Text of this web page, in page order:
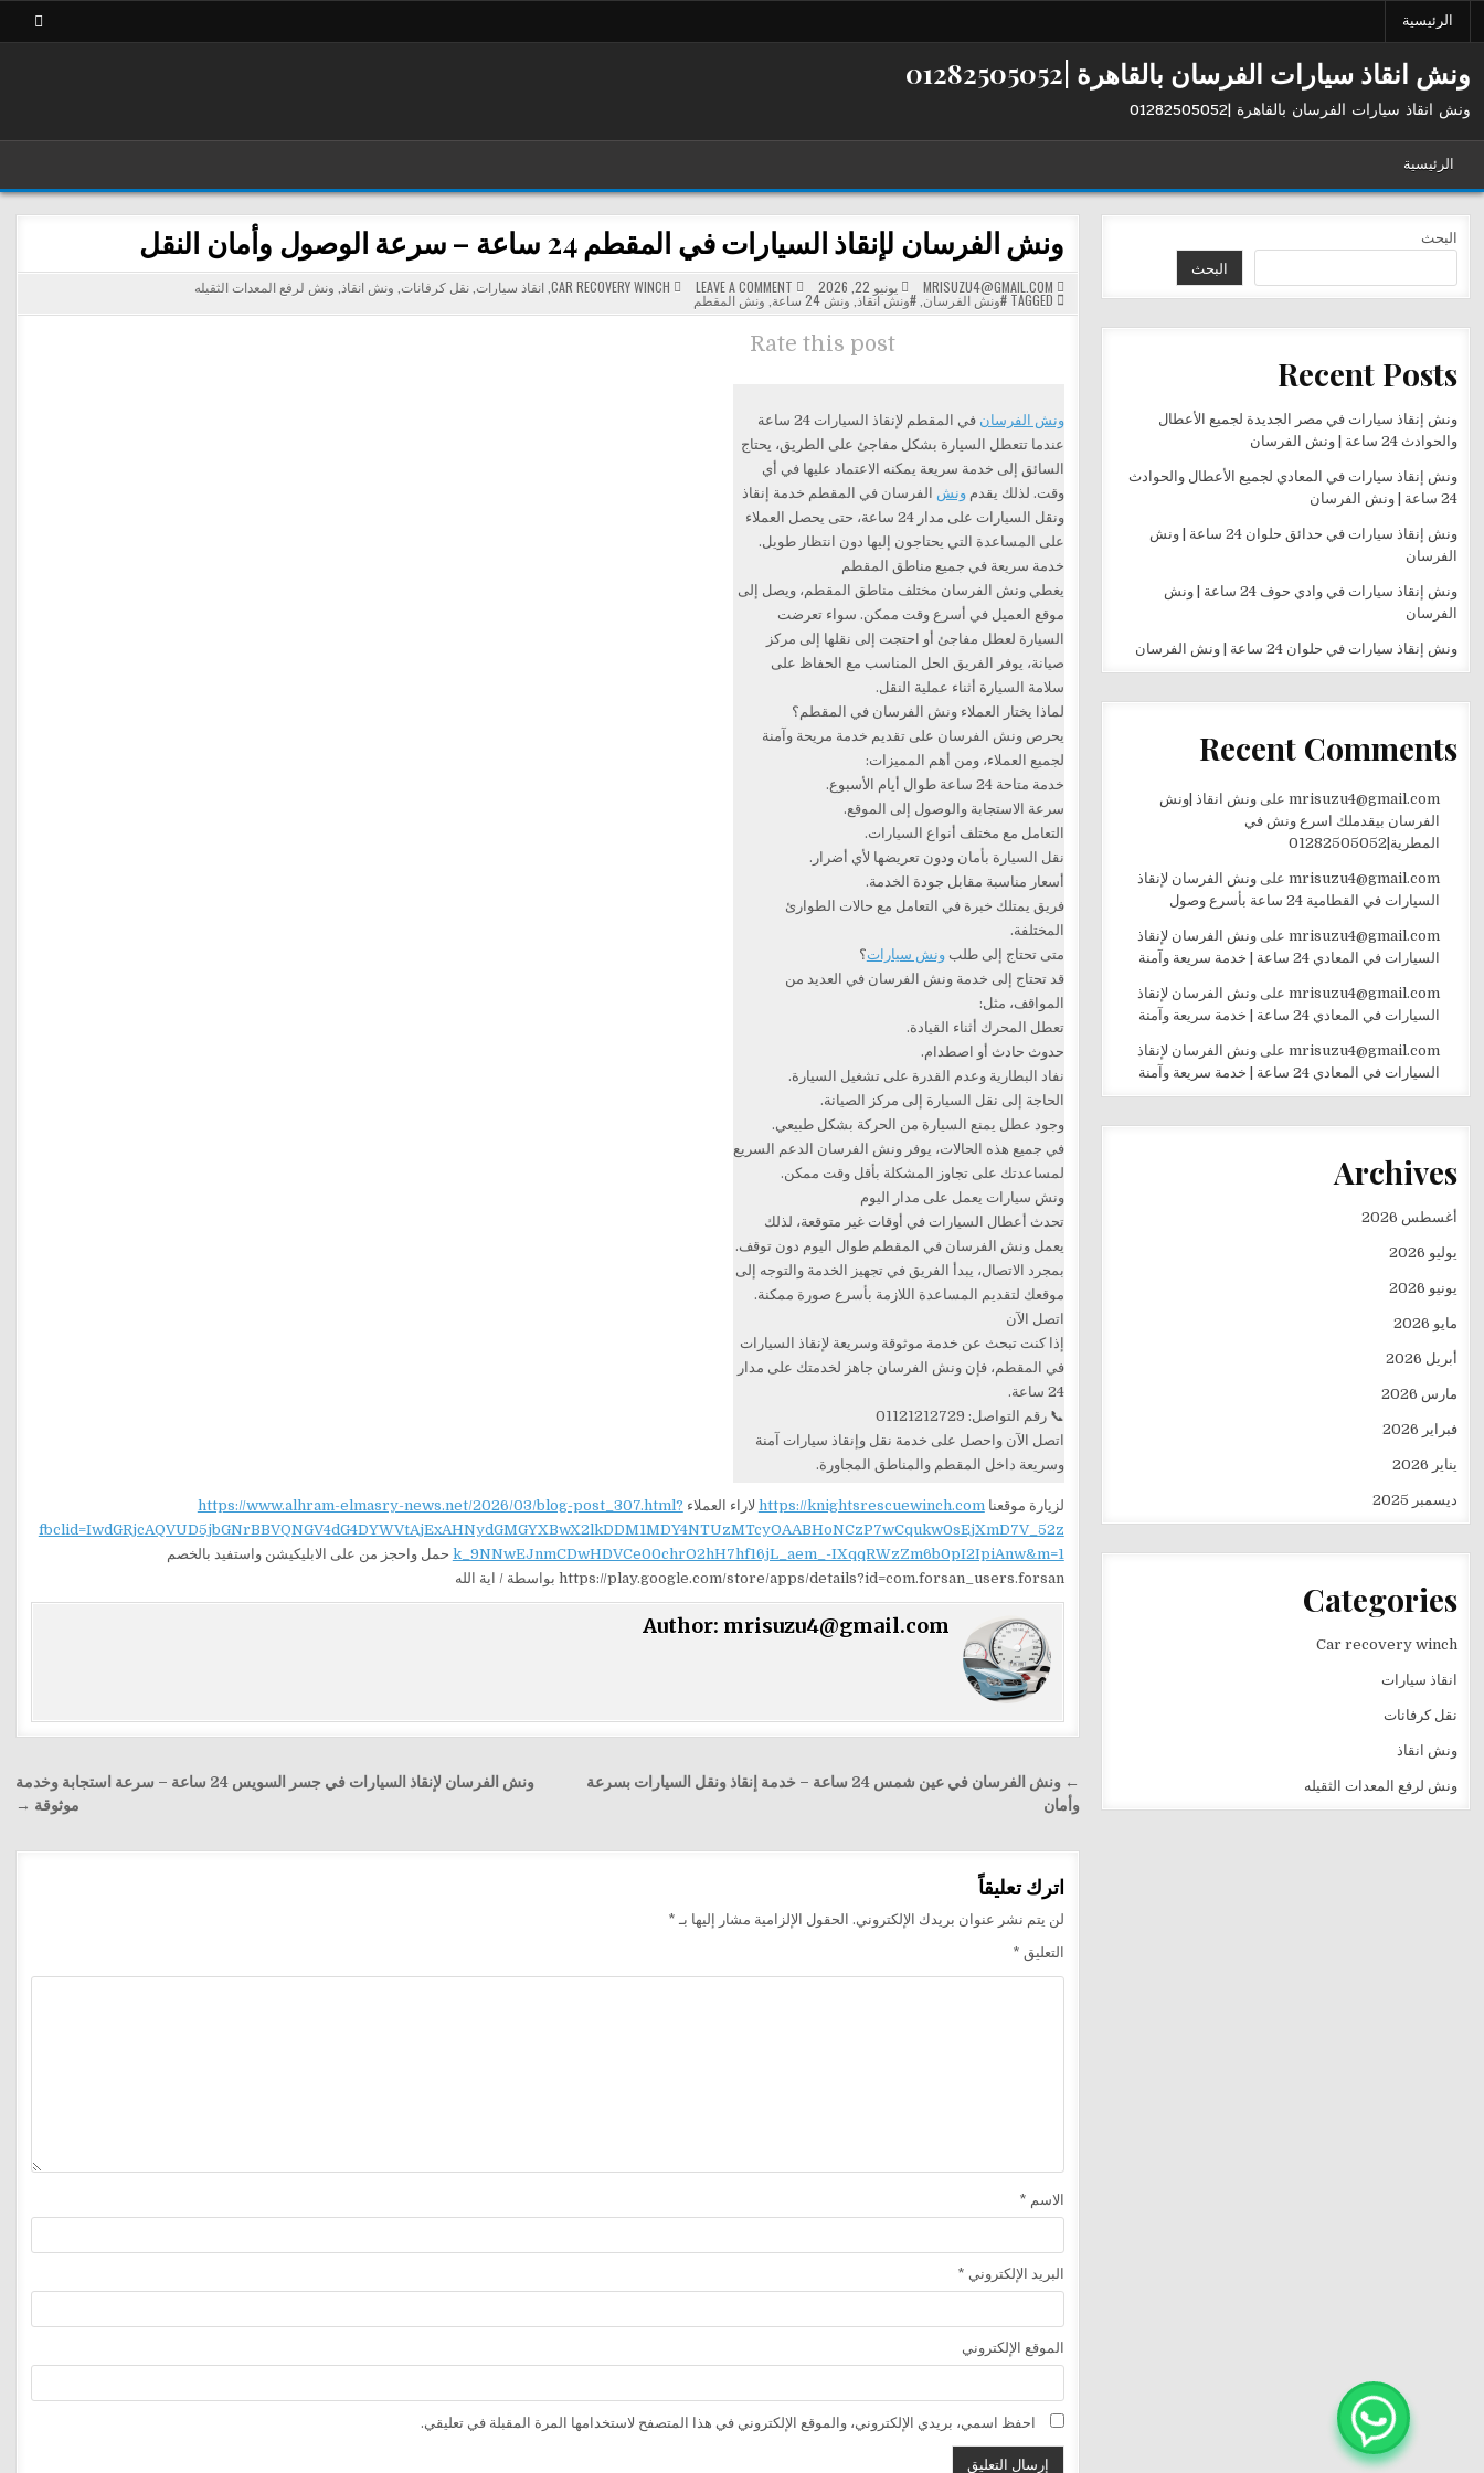
الرئيسية
ونش انقاذ سيارات الفرسان بالقاهرة |01282505052
ونش انقاذ سيارات الفرسان بالقاهرة |01282505052
الرئيسية
ونش الفرسان لإنقاذ السيارات في المقطم 24 ساعة – سرعة الوصول وأمان النقل
MRISUZU4@GMAIL.COM يونيو 22, 2026 LEAVE A COMMENT
ON
ونش
الفرسان
POSTED
IN
CAR RECOVERY WINCH
,انقاذ سيارات ,نقل كرفانات ونش انقاذ ونش لرفع المعدات الثقيله
#ونش الفرسان ,#ونش انقاذ ,ونش 24 ساعة ونش المقطم
Rate this post
ونش الفرسان في المقطم لإنقاذ السيارات 24 ساعة
عندما تتعطل السيارة بشكل مفاجئ على الطريق، يحتاج
السائق إلى خدمة سريعة يمكنه الاعتماد عليها في أي
وقت. لذلك يقدمونش الفرسان في المقطم خدمة إنقاذ
ونقل السيارات على مدار 24 ساعة، حتى يحصل العملاء
على المساعدة التي يحتاجون إليها دون انتظار طويل.
خدمة سريعة في جميع مناطق المقطم
يغطي ونش الفرسان مختلف مناطق المقطم، ويصل إلى
موقع العميل في أسرع وقت ممكن. سواء تعرضت
السيارة لعطل مفاجئ أو احتجت إلى نقلها إلى مركز
صيانة، يوفر الفريق الحل المناسب مع الحفاظ على
سلامة السيارة أثناء عملية النقل.
لماذا يختار العملاء ونش الفرسان في المقطم؟
يحرص ونش الفرسان على تقديم خدمة مريحة وآمنة
لجميع العملاء، ومن أهم المميزات:
خدمة متاحة 24 ساعة طوال أيام الأسبوع.
سرعة الاستجابة والوصول إلى الموقع.
التعامل مع مختلف أنواع السيارات.
نقل السيارة بأمان ودون تعريضها لأي أضرار.
أسعار مناسبة مقابل جودة الخدمة.
فريق يمتلك خبرة في التعامل مع حالات الطوارئ
المختلفة.
متى تحتاج إلى طلبونش سيارات؟
قد تحتاج إلى خدمة ونش الفرسان في العديد من
المواقف، مثل:
تعطل المحرك أثناء القيادة.
حدوث حادث أو اصطدام.
نفاد البطارية وعدم القدرة على تشغيل السيارة.
الحاجة إلى نقل السيارة إلى مركز الصيانة.
وجود عطل يمنع السيارة من الحركة بشكل طبيعي.
في جميع هذه الحالات، يوفر ونش الفرسان الدعم السريع
لمساعدتك على تجاوز المشكلة بأقل وقت ممكن.
ونش سيارات يعمل على مدار اليوم
تحدث أعطال السيارات في أوقات غير متوقعة، لذلك
يعمل ونش الفرسان في المقطم طوال اليوم دون توقف.
بمجرد الاتصال، يبدأ الفريق في تجهيز الخدمة والتوجه إلى
موقعك لتقديم المساعدة اللازمة بأسرع صورة ممكنة.
اتصل الآن
إذا كنت تبحث عن خدمة موثوقة وسريعة لإنقاذ السيارات
في المقطم، فإن ونش الفرسان جاهز لخدمتك على مدار
24 ساعة.
📞 رقم التواصل: 01121212729
اتصل الآن واحصل على خدمة نقل وإنقاذ سيارات آمنة
وسريعة داخل المقطم والمناطق المجاورة.
لزيارة موقعناhttps://knightsrescuewinch.com لاراء العملاء https://www.alhram-elmasry-news.net/2026/03/blog-post_307.html?
fbclid=IwdGRjcAQVUD5jbGNrBBVQNGV4dG4DYWVtAjExAHNydGMGYXBwX2lkDDM1MDY4NTUzMTcyOAABHoNCzP7wCqukw0sEjXmD7V_52z
k_9NNwEJnmCDwHDVCe00chrO2hH7hf16jL_aem_-IXqqRWzZm6b0pI2IpiAnw&m=1 حمل واحجز من على الابليكيشن واستفيد بالخصم
https://play.google.com/store/apps/details?id=com.forsan_users.forsan بواسطة / اية الله
Author: mrisuzu4@gmail.com
تصفّح
المقالات
ونش الفرسان لإنقاذ السيارات في جسر السويس 24 ساعة – سرعة استجابة وخدمة
موثوقة →
← ونش الفرسان في عين شمس 24 ساعة – خدمة إنقاذ ونقل السيارات بسرعة
وأمان
اترك تعليقاً
لن يتم نشر عنوان بريدك الإلكتروني. الحقول الإلزامية مشار إليها بـ *
التعليق *
الاسم *
البريد الإلكتروني *
الموقع الإلكتروني
احفظ اسمي، بريدي الإلكتروني، والموقع الإلكتروني في هذا المتصفح لاستخدامها المرة المقبلة في تعليقي.
البحث
البحث
Recent Posts
ونش إنقاذ سيارات في مصر الجديدة لجميع الأعطال
والحوادث 24 ساعة | ونش الفرسان
ونش إنقاذ سيارات في المعادي لجميع الأعطال والحوادث
24 ساعة | ونش الفرسان
ونش إنقاذ سيارات في حدائق حلوان 24 ساعة | ونش
الفرسان
ونش إنقاذ سيارات في وادي حوف 24 ساعة | ونش
الفرسان
ونش إنقاذ سيارات في حلوان 24 ساعة | ونش الفرسان
Recent Comments
mrisuzu4@gmail.comعلى ونش انقاذ |ونش
الفرسان بيقدملك اسرع ونش في
المطرية|01282505052
mrisuzu4@gmail.comعلى ونش الفرسان لإنقاذ
السيارات في القطامية 24 ساعة بأسرع وصول
mrisuzu4@gmail.comعلى ونش الفرسان لإنقاذ
السيارات في المعادي 24 ساعة | خدمة سريعة وآمنة
mrisuzu4@gmail.comعلى ونش الفرسان لإنقاذ
السيارات في المعادي 24 ساعة | خدمة سريعة وآمنة
mrisuzu4@gmail.comعلى ونش الفرسان لإنقاذ
السيارات في المعادي 24 ساعة | خدمة سريعة وآمنة
Archives
أغسطس 2026
يوليو 2026
يونيو 2026
مايو 2026
أبريل 2026
مارس 2026
فبراير 2026
يناير 2026
ديسمبر 2025
Categories
Car recovery winch
انقاذ سيارات
نقل كرفانات
ونش انقاذ
ونش لرفع المعدات الثقيله